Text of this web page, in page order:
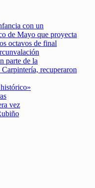
con un
de Mayo que proyecta
octavos de final
parte de la
recuperaron
vez